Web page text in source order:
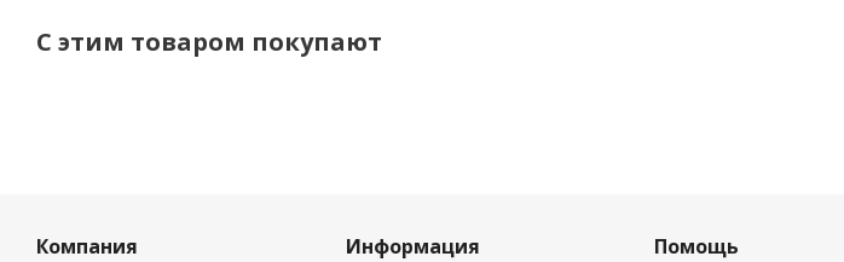
С этим товаром покупают
Компания Информация Помощь